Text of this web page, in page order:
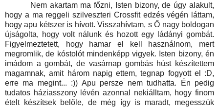
Nem akartam ma főzni, Isten bizony, de úgy alakult,
hogy a ma reggeli szilveszteri Crossfit edzés végén láttam,
hogy apu kétszer is hívott. Visszahívtam, s Ő nagy boldogan
újságolta, hogy volt nálunk és hozott egy ládányi gombát.
Figyelmeztetett, hogy hamar el kell használnom, mert
megromlik, de kóstolót mindenképp vigyek. Isten bizony, én
imádom a gombát, de vasárnap gombás húst készítettem
magamnak, amit három napig ettem, tegnap fogyott el :D,
erre ma megint... :)) Apu persze nem tudhatta. Én pedig
tudatos háziasszony lévén azonnal nekiálltam, hogy finom
ételt készítsek belőle, de még így is maradt, megesszük